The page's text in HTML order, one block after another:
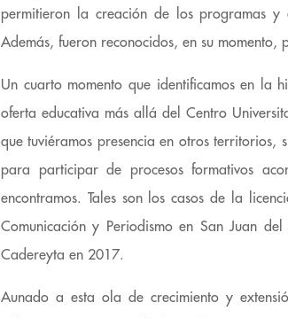
permitieron la creación de los programas
Además, fueron reconocidos, en su
Un cuarto momento que identificamos en la
oferta educativa más allá del Centro
que tuviéramos presencia en otros territorios,
para participar de procesos formativos
encontramos. Tales son los casos de la
Comunicación y Periodismo en San Juan
Cadereyta en 2017.
Aunado a esta ola de crecimiento y